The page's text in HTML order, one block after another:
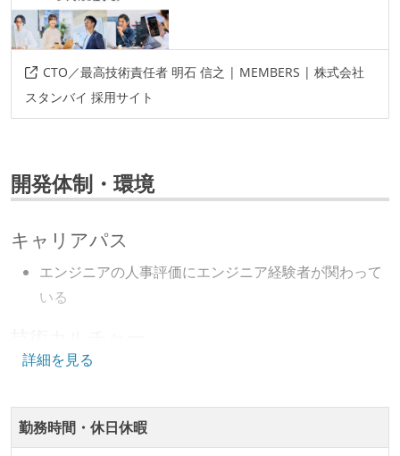
CTO／最高技術責任者 明石 信之 | MEMBERS | 株式会社
スタンバイ 採用サイト
開発体制・環境
キャリアパス
エンジニアの人事評価にエンジニア経験者が関わって
いる
CTO またはそれに準じる、技術やワークフローの標準
取締役（社内）または執行役員として、エンジニアリ
ング部門の人間が経営に参加している
詳細を見る
勤務時間・休日休暇